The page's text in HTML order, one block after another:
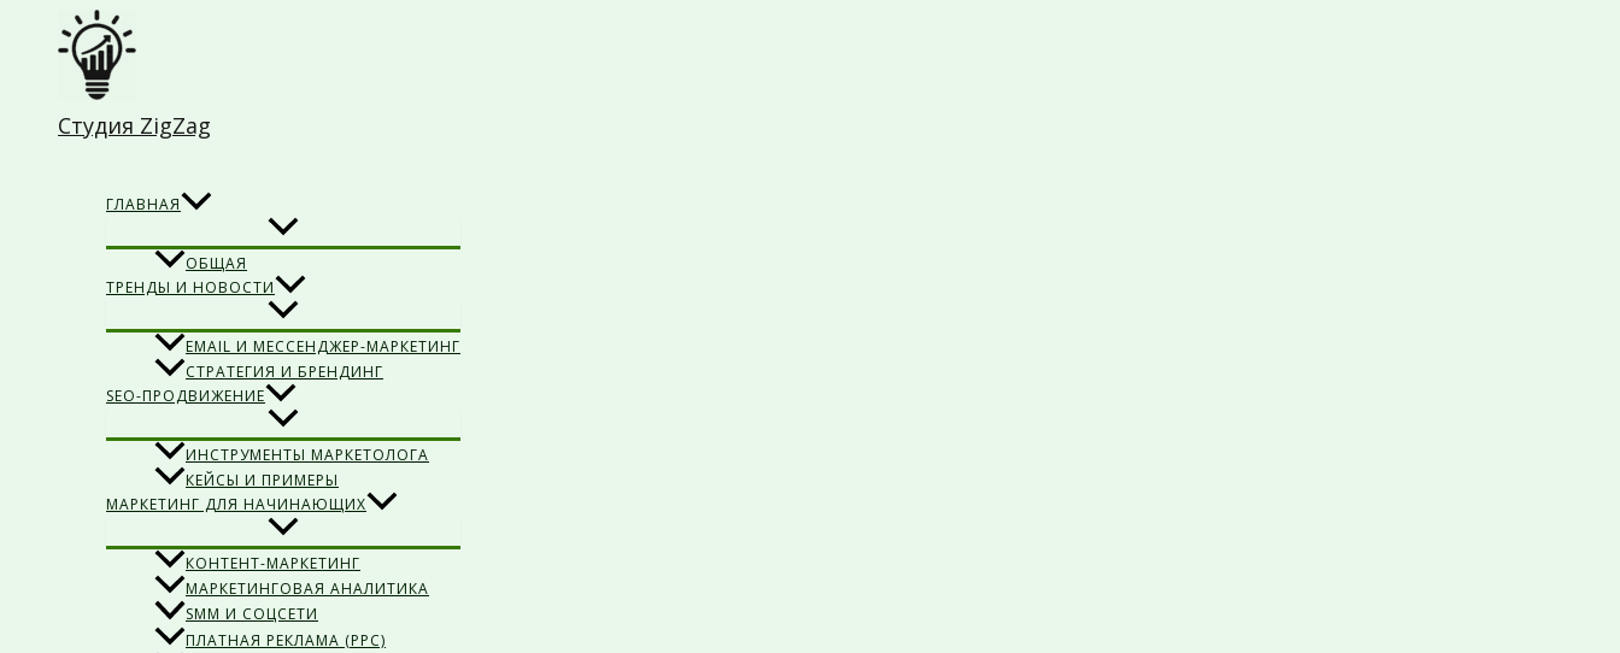
Перейти
содержимому
Студия ZigZag
ГЛАВНАЯ
ОБЩАЯ
ТРЕНДЫ И НОВОСТИ
EMAIL И МЕССЕНДЖЕР-МАРКЕТИНГ
СТРАТЕГИЯ И БРЕНДИНГ
SEO-ПРОДВИЖЕНИЕ
ИНСТРУМЕНТЫ МАРКЕТОЛОГА
КЕЙСЫ И ПРИМЕРЫ
МАРКЕТИНГ ДЛЯ НАЧИНАЮЩИХ
КОНТЕНТ-МАРКЕТИНГ
МАРКЕТИНГОВАЯ АНАЛИТИКА
SMM И СОЦСЕТИ
ПЛАТНАЯ РЕКЛАМА (PPC)